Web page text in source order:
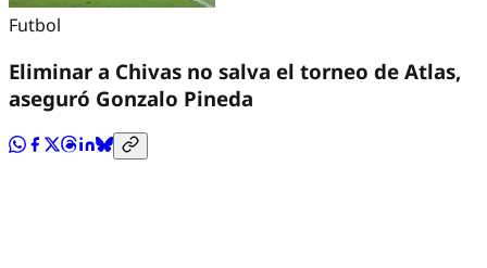
Futbol
Eliminar a Chivas no salva el torneo de Atlas,
aseguró Gonzalo Pineda